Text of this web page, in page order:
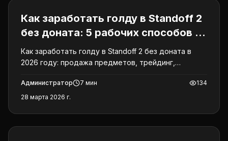
Standoff 2
Как заработать голду в Standoff 2
без доната: 5 рабочих способов в
2026 году
Как заработать голду в Standoff 2 без доната в
2026 году: продажа предметов, трейдинг,
схем.
Администратор 7 мин
134
28 марта 2026 г.